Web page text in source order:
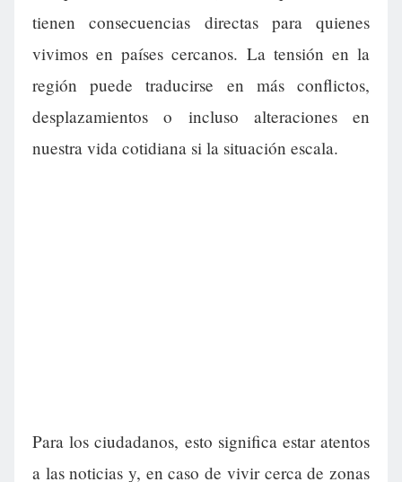
tienen consecuencias directas para quienes
vivimos en países cercanos. La tensión en la
región puede traducirse en más conflictos,
desplazamientos o incluso alteraciones en
nuestra vida cotidiana si la situación escala.
Para los ciudadanos, esto significa estar atentos
a las noticias y, en caso de vivir cerca de zonas